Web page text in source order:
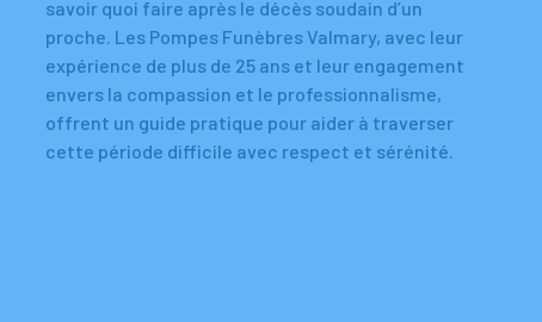
savoir quoi faire après le décès soudain d’un
proche. Les Pompes Funèbres Valmary, avec leur
expérience de plus de 25 ans et leur engagement
envers la compassion et le professionnalisme,
offrent un guide pratique pour aider à traverser
cette période difficile avec respect et sérénité.